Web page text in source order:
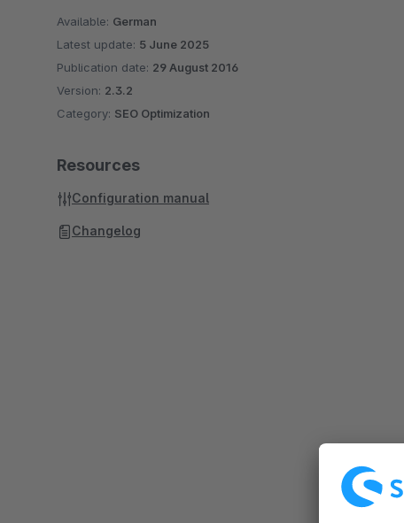
Available: German
Latest update: 5 June 2025
Publication date: 29 August 2016
Version: 2.3.2
Category: SEO Optimization
Resources
Configuration manual
Changelog